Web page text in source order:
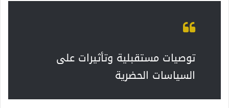
توصيات مستقبلية وتأثيرات على
السياسات الحضرية